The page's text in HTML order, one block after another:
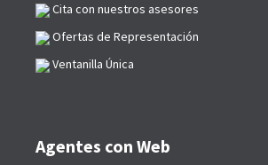
Cita con nuestros asesores
Ofertas de Representación
Ventanilla Única
Agentes con Web